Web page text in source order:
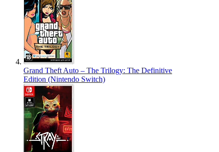
Grand Theft Auto – The Trilogy: The Definitive
Edition (Nintendo Switch)